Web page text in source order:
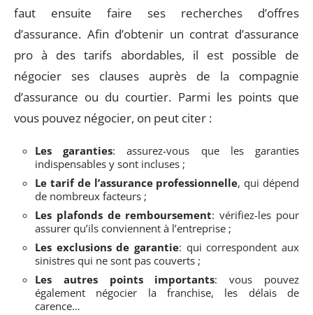
faut ensuite faire ses recherches d’offres
d’assurance. Afin d’obtenir un contrat d’assurance
pro à des tarifs abordables, il est possible de
négocier ses clauses auprès de la compagnie
d’assurance ou du courtier. Parmi les points que
vous pouvez négocier, on peut citer :
Les garanties: assurez-vous que les garanties
indispensables y sont incluses ;
Le tarif de l’assurance professionnelle, qui dépend
de nombreux facteurs ;
Les plafonds de remboursement: vérifiez-les pour
assurer qu’ils conviennent à l’entreprise ;
Les exclusions de garantie: qui correspondent aux
sinistres qui ne sont pas couverts ;
Les autres points importants: vous pouvez
également négocier la franchise, les délais de
carence…